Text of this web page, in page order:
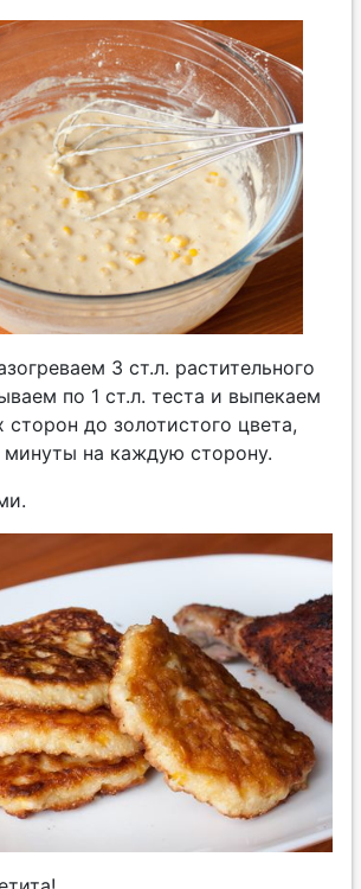
3 ст.л. растительного
по 1 ст.л. теста и выпекаем
сторон до золотистого цвета,
на каждую сторону.